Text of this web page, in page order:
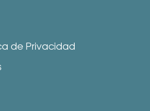
de Privacidad